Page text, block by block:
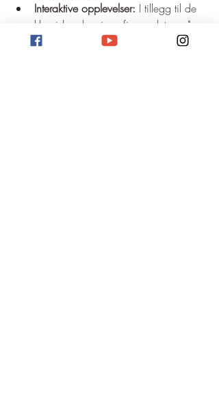
Interaktive opplevelser: I tillegg til de
klassiske akvariene finnes det også
interaktive områder, som for